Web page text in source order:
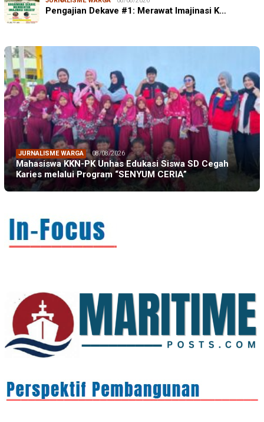
Pengajian Dekave #1: Merawat Imajinasi K…
JURNALISME WARGA 08/08/2026
Mahasiswa KKN-PK Unhas Edukasi Siswa SD Cegah
Karies melalui Program “SENYUM CERIA”
IN FOCUS 06/08/2026
Syamsu Alam, CIDES ICMI: Perencanaan Pembangunan